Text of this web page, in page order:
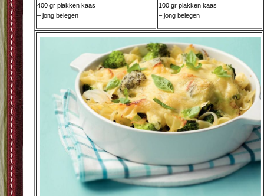
400 gr plakken kaas
– jong belegen
100 gr plakken kaas
– jong belegen